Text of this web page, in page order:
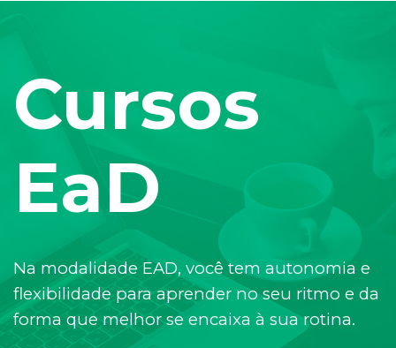
Cursos
EaD
Na modalidade EAD, você tem autonomia e
flexibilidade para aprender no seu ritmo e da
forma que melhor se encaixa à sua rotina.